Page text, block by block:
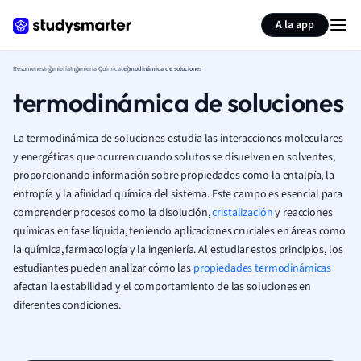
A la app
ResumenesIngenieríaIngeniería Químicatermodinámica de soluciones
termodinámica de soluciones
La termodinámica de soluciones estudia las interacciones moleculares
y energéticas que ocurren cuando solutos se disuelven en solventes,
proporcionando información sobre propiedades como la entalpía, la
entropía y la afinidad química del sistema. Este campo es esencial para
comprender procesos como la disolución,cristalizacióny reacciones
químicas en fase líquida, teniendo aplicaciones cruciales en áreas como
la química, farmacología y la ingeniería. Al estudiar estos principios, los
estudiantes pueden analizar cómo las propiedades termodinámicas
afectan la estabilidad y el comportamiento de las soluciones en
diferentes condiciones.
Resumir página